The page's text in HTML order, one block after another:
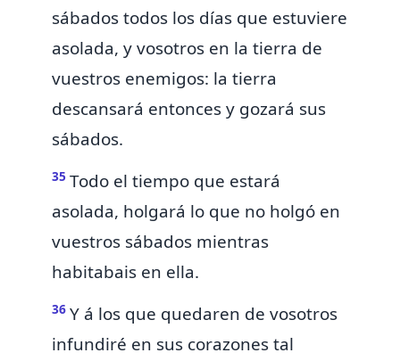
sábados todos los días que estuviere
asolada, y vosotros en la tierra de
vuestros enemigos: la tierra
descansará entonces y gozará sus
sábados.
35 Todo el tiempo que estará
asolada, holgará lo que no holgó en
vuestros sábados mientras
habitabais en ella.
36 Y á los que quedaren de vosotros
infundiré en sus corazones tal